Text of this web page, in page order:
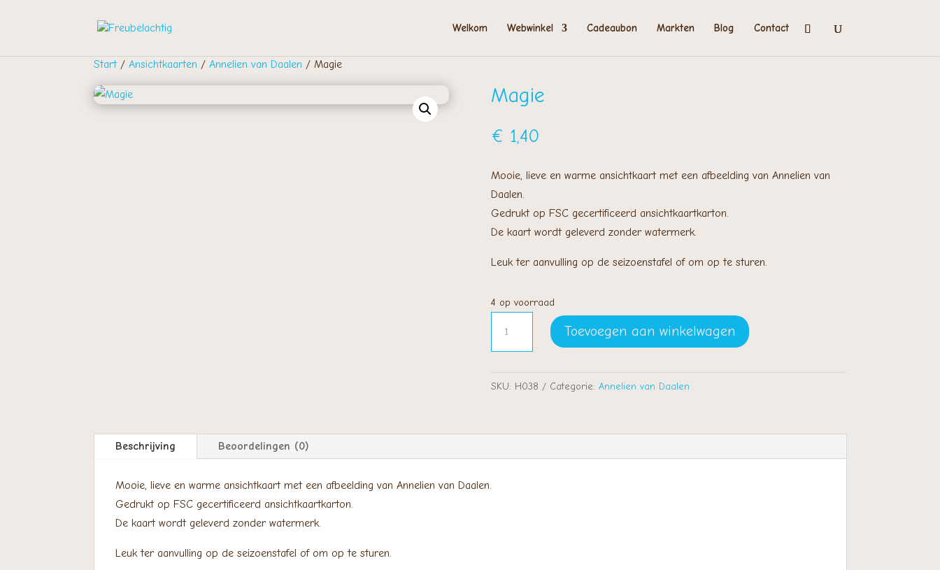
Welkom Webwinkel Cadeaubon Markten Blog Contact
Start/ Ansichtkaarten / Annelien van Daalen / Magie
Magie
€ 1,40
Mooie, lieve en warme ansichtkaart met een afbeelding van Annelien van
Daalen.
Gedrukt op FSC gecertificeerd ansichtkaartkarton.
​De kaart wordt geleverd zonder watermerk.
Leuk ter aanvulling op de seizoenstafel of om op te sturen.
4 op voorraad
aantal
Toevoegen aan winkelwagen
SKU: H038 Categorie: Annelien van Daalen
Beschrijving Beoordelingen (0)
Mooie, lieve en warme ansichtkaart met een afbeelding van Annelien van Daalen.
Gedrukt op FSC gecertificeerd ansichtkaartkarton.
​De kaart wordt geleverd zonder watermerk.
Leuk ter aanvulling op de seizoenstafel of om op te sturen.